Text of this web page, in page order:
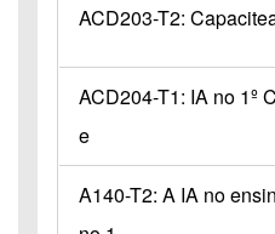
ACD203-T2:
ACD204-T1: IA no 1º
e
A140-T2: A IA no